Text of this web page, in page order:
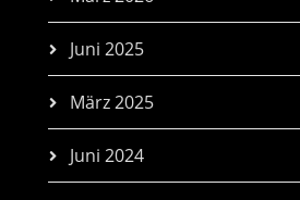
Juni 2025
März 2025
Juni 2024